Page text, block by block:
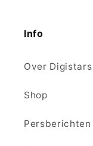
Info
Over Digistars
Shop
Persberichten